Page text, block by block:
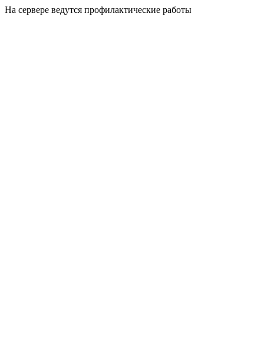
На сервере ведутся профилактические работы